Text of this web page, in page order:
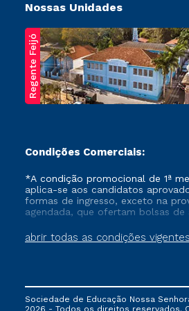
Nossas Unidades
Regente Feijó
Condições Comerciais:
abrir todas as condições vigentes
*A condição promocional de 1ª
aplica-se aos candidatos
formas de ingresso, exceto na
agendada, que ofertam bolsas de
que ainda não tenham efetivado
cancelado ou trancado sua
via FIES, Prouni e outros
não se acumula com nenhuma
Sociedade de Educação Nossa
2026 - Todos os direitos reservados.